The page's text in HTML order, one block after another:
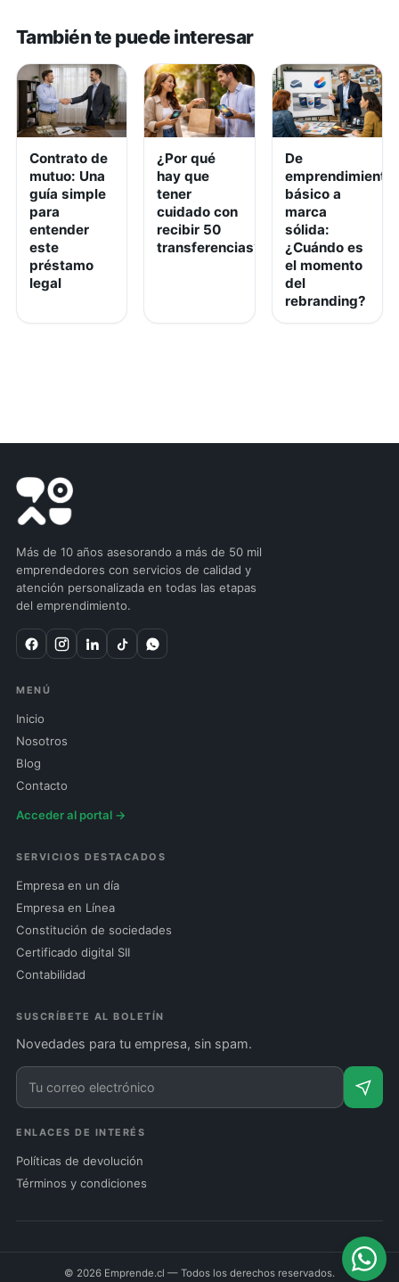
También te puede interesar
Contrato de
mutuo: Una
guía simple
para
entender
este
préstamo
legal
¿Por qué
hay que
tener
cuidado con
recibir 50
transferencias?
De
emprendimiento
básico a
marca
sólida:
¿Cuándo es
el momento
del
rebranding?
Más de 10 años asesorando a más de 50 mil
emprendedores con servicios de calidad y
atención personalizada en todas las etapas
del emprendimiento.
MENÚ
Inicio
Nosotros
Blog
Contacto
Acceder al portal →
SERVICIOS DESTACADOS
Empresa en un día
Empresa en Línea
Constitución de sociedades
Certificado digital SII
Contabilidad
SUSCRÍBETE AL BOLETÍN
Novedades para tu empresa, sin spam.
ENLACES DE INTERÉS
Políticas de devolución
Términos y condiciones
© 2026 Emprende.cl — Todos los derechos reservados.